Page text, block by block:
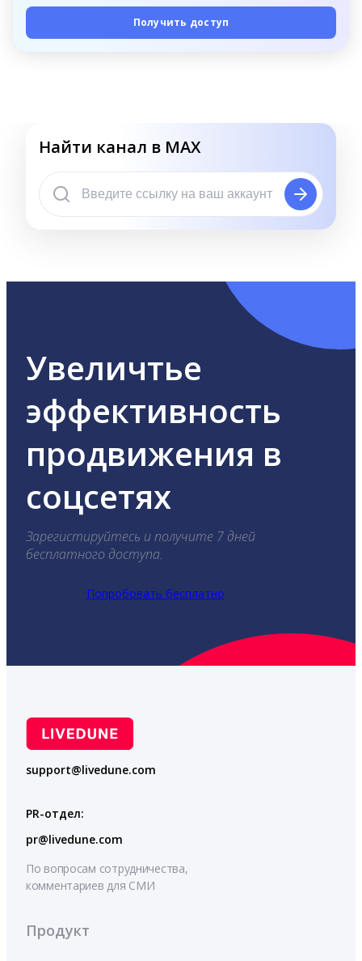
Получить доступ
Найти канал в MAX
Увеличтье
эффективность
продвижения в
соцсетях
Зарегистируйтесь и получите 7 дней
бесплатного доступа.
Попробовать бесплатно
support@livedune.com
PR-отдел:
pr@livedune.com
По вопросам сотрудничества,
комментариев для СМИ
Продукт